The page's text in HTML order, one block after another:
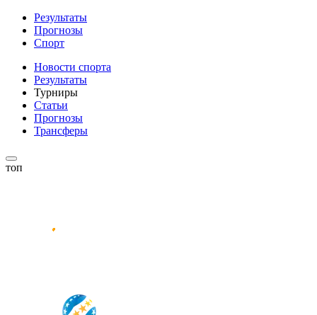
Результаты
Прогнозы
Спорт
Новости спорта
Результаты
Турниры
Статьи
Прогнозы
Трансферы
топ